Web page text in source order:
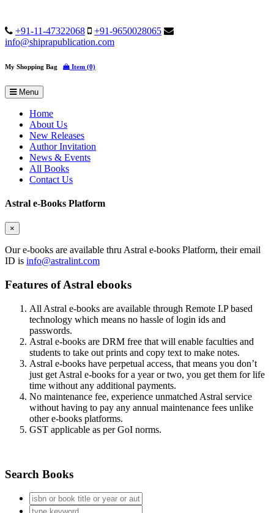
+91-11-47322068
+91-9650028065
info@shiprapublication.com
My Shopping Bag Item (0)
Menu
Home
About Us
New Releases
Author Invitation
News & Events
All Books
Contact Us
Astral e-Books Platform
×
Our e-books are available thru Astral e-books Platform, their email
ID is info@astralint.com
Features of Astral ebooks
All Astral e-books are available through Remote I.P based
technology which means no hassle of login ids and
passwords.
Astral e-books are DRM free that will enable faculties and
students to take out prints and copy text to make notes.
Astral e-books have perpetual access, that means you don’t
just get Astral e-books for a year or two, you get them for life
time without any additional payments.
No maintenance fee, experience unmatched Astral service
without having to pay any annual maintenance fees unlike
other e-books platforms.
GST applicable as per GoI norms.
Search Books